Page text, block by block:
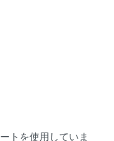
トを使用していま